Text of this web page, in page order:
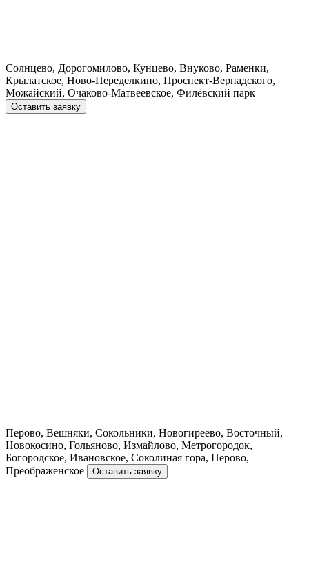
Солнцево, Дорогомилово, Кунцево, Внуково, Раменки,
Крылатское, Ново-Переделкино, Проспект-Вернадского,
Можайский, Очаково-Матвеевское, Филёвский парк
Оставить заявку
Перово, Вешняки, Сокольники, Новогиреево, Восточный,
Новокосино, Гольяново, Измайлово, Метрогородок,
Богородское, Ивановское, Соколиная гора, Перово,
Преображенское
Оставить заявку